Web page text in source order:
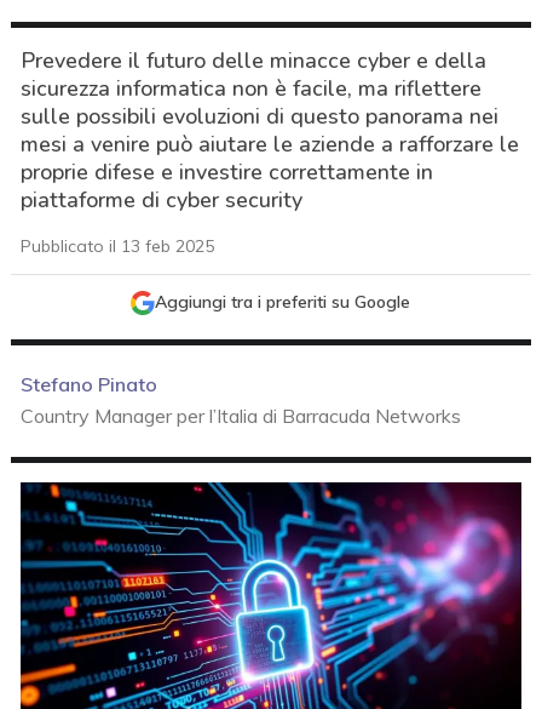
Prevedere il futuro delle minacce cyber e della
sicurezza informatica non è facile, ma riflettere
sulle possibili evoluzioni di questo panorama nei
mesi a venire può aiutare le aziende a rafforzare le
proprie difese e investire correttamente in
piattaforme di cyber security
Pubblicato il 13 feb 2025
Aggiungi tra i preferiti su Google
Stefano Pinato
Country Manager per l’Italia di Barracuda Networks